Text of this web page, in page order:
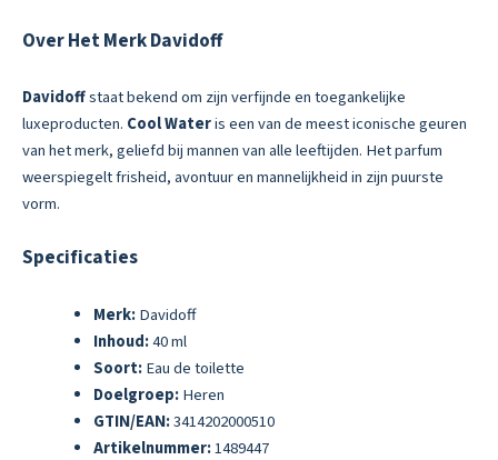
Over Het Merk Davidoff
Davidoffstaat bekend om zijn verfijnde en toegankelijke
luxeproducten. Cool Wateris een van de meest iconische geuren
van het merk, geliefd bij mannen van alle leeftijden. Het parfum
weerspiegelt frisheid, avontuur en mannelijkheid in zijn puurste
vorm.
Specificaties
Merk:Davidoff
Inhoud:40 ml
Soort:Eau de toilette
Doelgroep:Heren
GTIN/EAN:3414202000510
Artikelnummer:1489447